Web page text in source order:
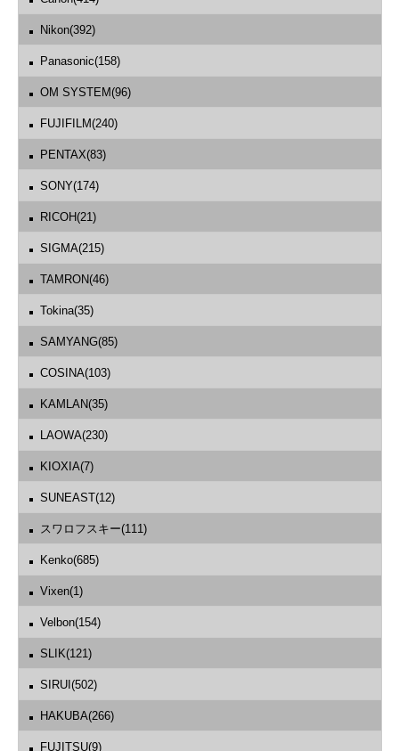
Nikon(392)
Panasonic(158)
OM SYSTEM(96)
FUJIFILM(240)
PENTAX(83)
SONY(174)
RICOH(21)
SIGMA(215)
TAMRON(46)
Tokina(35)
SAMYANG(85)
COSINA(103)
KAMLAN(35)
LAOWA(230)
KIOXIA(7)
SUNEAST(12)
スワロフスキー(111)
Kenko(685)
Vixen(1)
Velbon(154)
SLIK(121)
SIRUI(502)
HAKUBA(266)
FUJITSU(9)